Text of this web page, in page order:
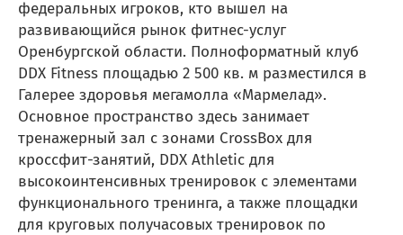
федеральных игроков, кто вышел на
развивающийся рынок фитнес-услуг
Оренбургской области. Полноформатный клуб
DDX Fitness площадью 2 500 кв. м разместился в
Галерее здоровья мегамолла «Мармелад».
Основное пространство здесь занимает
тренажерный зал с зонами CrossBox для
кроссфит-занятий, DDX Athletic для
высокоинтенсивных тренировок с элементами
функционального тренинга, а также площадки
для круговых получасовых тренировок по